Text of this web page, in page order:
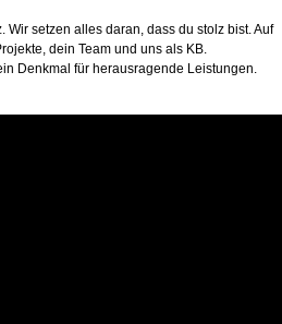
Wir setzen alles daran, dass du stolz bist. Auf
dein Team und uns als KB.
Denkmal für herausragende Leistungen.